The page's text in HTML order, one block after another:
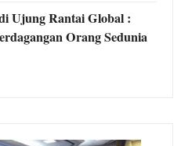
Ujung Rantai Global :
Orang Sedunia